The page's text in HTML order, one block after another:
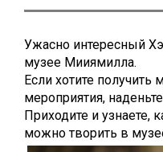
Ужасно интересный
музее Мииямилла.
Если хотите получить
мероприятия,
Приходите и узнаете,
можно творить в